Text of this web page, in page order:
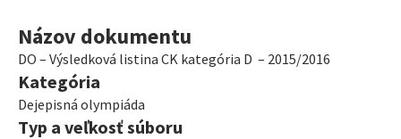
Názov dokumentu
DO – Výsledková listina CK kategória D – 2015/2016
Kategória
Dejepisná olympiáda
Typ a veľkosť súboru